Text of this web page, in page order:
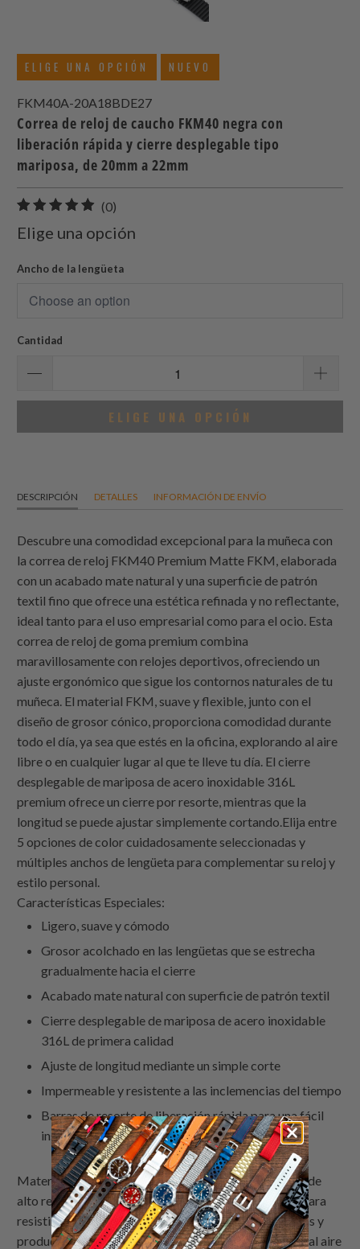
ELIGE UNA OPCIÓN NUEVO
FKM40A-20A18BDE27
Correa de reloj de caucho FKM40 negra con
liberación rápida y cierre desplegable tipo
mariposa, de 20mm a 22mm
(0)
total
reseñas
Elige una opción
Ancho de la lengüeta
Cantidad
ELIGE UNA OPCIÓN
DESCRIPCIÓN DETALLES INFORMACIÓN DE ENVÍO
Descubre una comodidad excepcional para la muñeca con
la correa de reloj FKM40 Premium Matte FKM, elaborada
con un acabado mate natural y una superficie de patrón
textil fino que ofrece una estética refinada y no reflectante,
ideal tanto para el uso empresarial como para el ocio. Esta
correa de reloj de goma premium combina
maravillosamente con relojes deportivos, ofreciendo un
ajuste ergonómico que sigue los contornos naturales de tu
muñeca. El material FKM, suave y flexible, junto con el
diseño de grosor cónico, proporciona comodidad durante
todo el día, ya sea que estés en la oficina, explorando al aire
libre o en cualquier lugar al que te lleve tu día. El cierre
desplegable de mariposa de acero inoxidable 316L
premium ofrece un cierre por resorte, mientras que la
longitud se puede ajustar simplemente cortando.Elija entre
5 opciones de color cuidadosamente seleccionadas y
múltiples anchos de lengüeta para complementar su reloj y
estilo personal.
Características Especiales:
Ligero, suave y cómodo
Grosor acolchado en las lengüetas que se estrecha
gradualmente hacia el cierre
Acabado mate natural con superficie de patrón textil
Cierre desplegable de mariposa de acero inoxidable
316L de primera calidad
Ajuste de longitud mediante un simple corte
Impermeable y resistente a las inclemencias del tiempo
Barras de resorte de liberación rápida para una fácil
instalación
Material FKM: FKM - Fluoroelastómero, un material de
alto rendimiento de excepcional densidad, diseñado para
resistir condiciones adversas como altas temperaturas y
productos químicos. Es impermeable e ideal para uso al aire